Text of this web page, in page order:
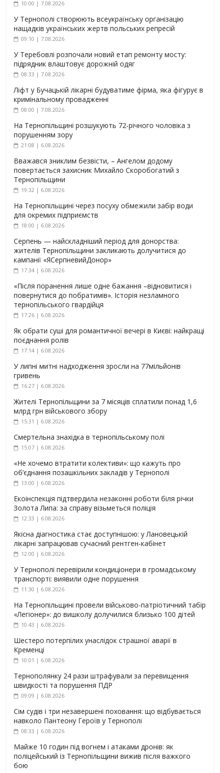
10:00 | 7.08.2026
У Тернополі створюють всеукраїнську організацію
нащадків українських жертв польських репресій
09:10 | 7.08.2026
У Теребовлі розпочали новий етап ремонту мосту:
підрядник влаштовує дорожній одяг
08:33 | 7.08.2026
Ліфт у Бучацькій лікарні будуватиме фірма, яка фігурує в
кримінальному провадженні
08:00 | 7.08.2026
На Тернопільщині розшукують 72-річного чоловіка з
порушенням зору
21:08 | 6.08.2026
Вважався зниклим безвісти, – Ангелом додому
повертається захисник Михайло Скоробогатий з
Тернопільщини
19:32 | 6.08.2026
На Тернопільщині через посуху обмежили забір води
для окремих підприємств
18:00 | 6.08.2026
Серпень — найскладніший період для донорства:
жителів Тернопільщини закликають долучитися до
кампанії «ЯСерпневийДонор»
17:34 | 6.08.2026
«Після поранення лише одне бажання –відновитися і
повернутися до побратимів». Історія незламного
тернопільського гвардійця
17:26 | 6.08.2026
Як обрати суші для романтичної вечері в Києві: найкращі
поєднання ролів
17:14 | 6.08.2026
У липні митні надходження зросли на 77мільйонів
гривень
16:27 | 6.08.2026
Жителі Тернопільщини за 7 місяців сплатили понад 1,6
млрд грн військового збору
15:31 | 6.08.2026
Смертельна знахідка в тернопільському полі
15:07 | 6.08.2026
«Не хочемо втратити колективи»: що кажуть про
об’єднання позашкільних закладів у Тернополі
13:00 | 6.08.2026
Екоінспекція підтвердила незаконні роботи біля річки
Золота Липа: за справу візьметься поліція
12:33 | 6.08.2026
Якісна діагностика стає доступнішою: у Лановецькій
лікарні запрацював сучасний рентген-кабінет
12:00 | 6.08.2026
У Тернополі перевірили кондиціонери в громадському
транспорті: виявили одне порушення
11:30 | 6.08.2026
На Тернопільщині провели військово-патріотичний табір
«Легіонер»: до вишколу долучилися близько 100 дітей
10:43 | 6.08.2026
Шестеро потерпілих унаслідок страшної аварії в
Кременці
10:01 | 6.08.2026
Тернополянку 24 рази штрафували за перевищення
швидкості та порушення ПДР
09:09 | 6.08.2026
Сім судів і три незавершені поховання: що відбувається
навколо Пантеону Героїв у Тернополі
08:33 | 6.08.2026
Майже 10 годин під вогнем і атаками дронів: як
поліцейський із Тернопільщини вижив після важкого
бою